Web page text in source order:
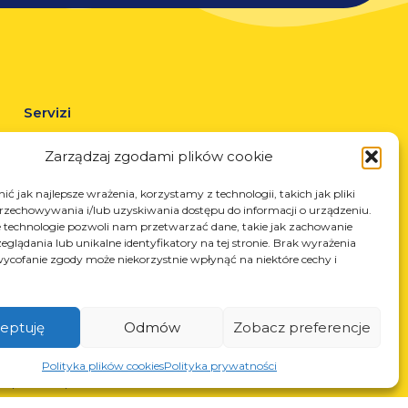
Zarządzaj zgodami plików cookie
jak najlepsze wrażenia, korzystamy z technologii, takich jak pliki
i/lub uzyskiwania dostępu do informacji o urządzeniu.
technologie pozwoli nam przetwarzać dane, takie jak zachowanie
lub unikalne identyfikatory na tej stronie. Brak wyrażenia
zgody może niekorzystnie wpłynąć na niektóre cechy i
Odmów Zobacz preferencje
Polityka plików cookiesPolityka prywatności
Servizi
Verniciatura a polvere
Saldatura automatica e manuale
Sąd Rejonowy dla Krakowa-Śródmieścia z dnia 22.02.2002r. D-